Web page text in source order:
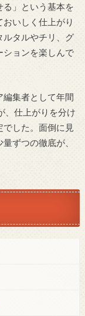
」という基本を
いしく仕上がり
ルタルやチリ、グ
ションを楽しんで
集者として年間
、仕上がりを分け
でした。面倒に見
ずつの徹底が、